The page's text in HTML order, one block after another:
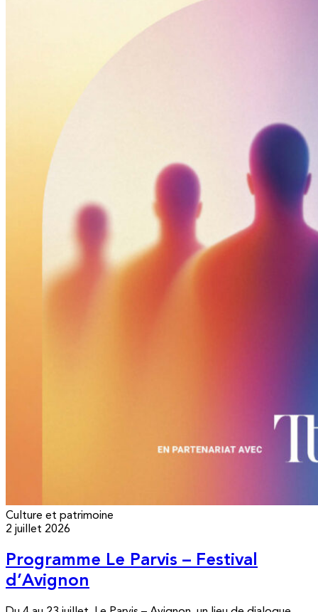
Culture et patrimoine
2 juillet 2026
Programme Le Parvis – Festival
d’Avignon